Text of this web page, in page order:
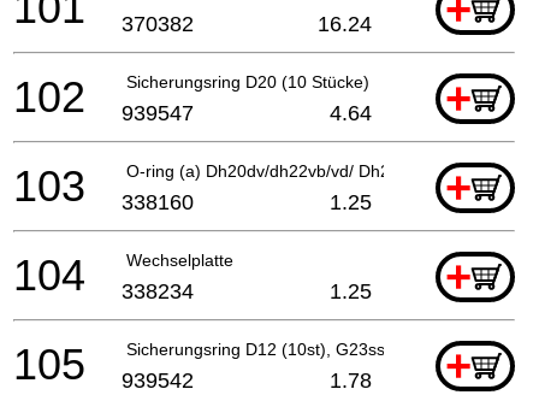
370382 16.24
Sicherungsring D20 (10 Stücke) +
102 939547 4.64
O-ring (a) Dh20dv/dh22vb/vd/ Dh24pb-vd/dh20pb
+
103 338160 1.25
Wechselplatte +
104 338234 1.25
Sicherungsring D12 (10st), G23ss +
105 939542 1.78